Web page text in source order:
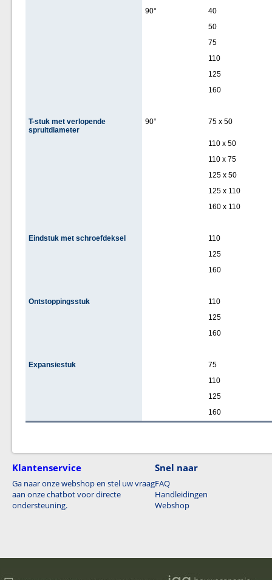
90°
40
50
75
110
125
160
T-stuk met verlopende
spruitdiameter
90° 75 x 50
110 x 50
110 x 75
125 x 50
125 x 110
160 x 110
Eindstuk met schroefdeksel
110
125
160
Ontstoppingsstuk
110
125
160
Expansiestuk
75
110
125
160
Klantenservice
Ga naar onze webshop en stel uw vraag
aan onze chatbot voor directe
ondersteuning.
Snel naar
FAQ
Handleidingen
Webshop